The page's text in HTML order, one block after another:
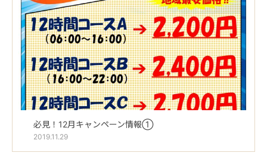
必見！12月キャンペーン情報①
2019.11.29